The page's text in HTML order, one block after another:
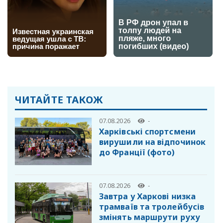
ЧИТАЙТЕ ТАКОЖ
07.08.2026 -
Харківські спортсмени
вирушили на відпочинок
до Франції (фото)
07.08.2026 -
Завтра у Харкові низка
трамваїв та тролейбусів
змінять маршрути руху